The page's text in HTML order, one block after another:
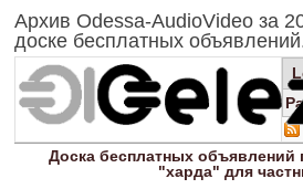
Архив Odessa-AudioVideo за
доске бесплатных
Доска бесплатныхобъявлений
"харда" для